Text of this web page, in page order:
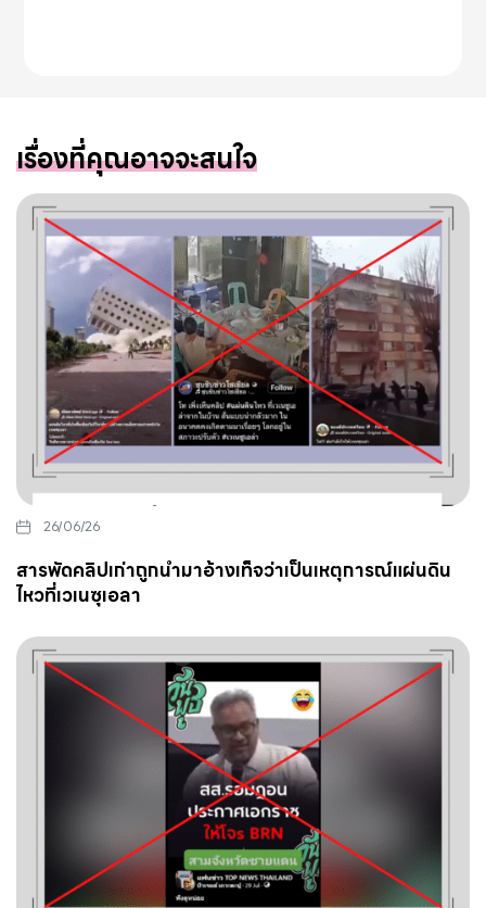
เรื่องที่คุณอาจจะสนใจ
26/06/26
สารพัดคลิปเก่าถูกนำมาอ้างเท็จว่าเป็นเหตุการณ์แผ่นดิน
ไหวที่เวเนซุเอลา